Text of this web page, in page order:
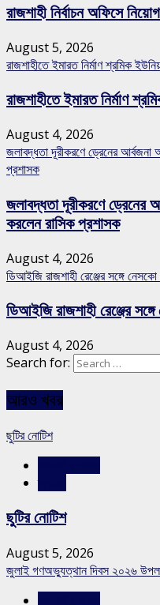
রাজশাহী নির্বাচন অফিসে
August 5, 2026
রাজশাহীতে ইমারত নির্মাণ শ্রমিক
রাজশাহীতে ইমারত নির্মাণ
August 4, 2026
জলাবদ্ধতা দূরীকরণে ড্রেনের আর্বজনা
প্রশাসক
জলাবদ্ধতা দূরীকরণে ড্রেনের
করলেন রাসিক প্রশাসক
August 4, 2026
ডিআইজি রাজশাহী রেঞ্জের সঙ্গে
ডিআইজি রাজশাহী রেঞ্জের
August 4, 2026
Search for:
আরও খবর
ছুটির নোটিশ
ছুটির নোটিশ
August 5, 2026
জুলাই গণঅভ্যুত্থান দিবস ২০২৬